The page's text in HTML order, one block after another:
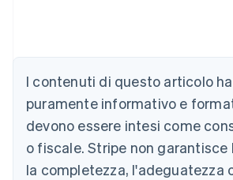
I contenuti di questo articolo
puramente informativo e
devono essere intesi come
o fiscale. Stripe non garantisce
la completezza, l'adeguatezza
English
DeutschEnglish
Belgio
Nederlands Français English
Brasile
PortuguêsEnglish